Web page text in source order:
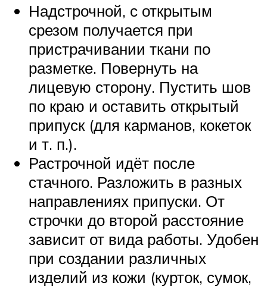
Надстрочной, с открытым
срезом получается при
пристрачивании ткани по
разметке. Повернуть на
лицевую сторону. Пустить шов
по краю и оставить открытый
припуск (для карманов, кокеток
и т. п.).
Растрочной идёт после
стачного. Разложить в разных
направлениях припуски. От
строчки до второй расстояние
зависит от вида работы. Удобен
при создании различных
изделий из кожи (курток, сумок,